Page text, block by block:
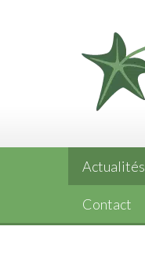
Actualités
Contact